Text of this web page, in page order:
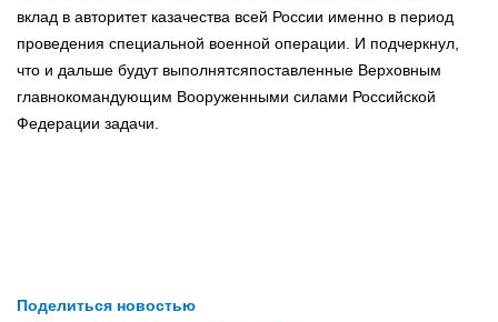
вклад в авторитет казачества всей России именно в период
проведения специальной военной операции. И подчеркнул,
что и дальше будут выполнятсяпоставленные Верховным
главнокомандующим Вооруженными силами Российской
Федерации задачи.
Поделиться новостью